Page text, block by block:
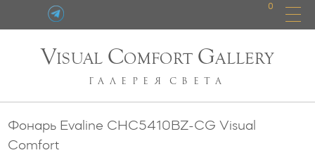
0
VISUAL COMFORT GALLERY
ГАЛЕРЕЯ СВЕТА
Фонарь Evaline CHC5410BZ-CG Visual
Comfort